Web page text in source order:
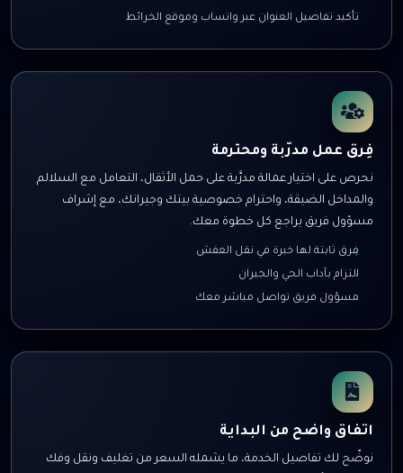
تأكيد تفاصيل العنوان عبر واتساب وموقع الخرائط
فِرق عمل مدرّبة ومحترمة
نحرص على اختيار عمالة مدرَّبة على حمل الأثقال، التعامل مع السلالم
والمداخل الضيقة، واحترام خصوصية بيتك وجيرانك، مع إشراف
مسؤول فريق يراجع كل خطوة معك.
فِرق ثابتة لها خبرة في نقل العفش
التزام بآداب الحي والجيران
مسؤول فريق تواصل مباشر معك
اتفاق واضح من البداية
نوضّح لك تفاصيل الخدمة، ما يشمله السعر من تغليف ونقل وفك